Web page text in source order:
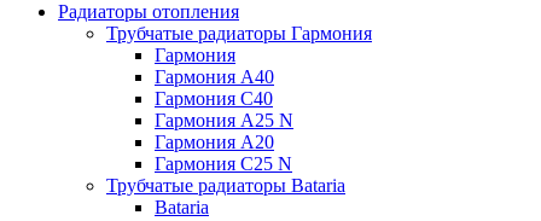
Радиаторы отопления
Трубчатые радиаторы Гармония
Гармония
Гармония А40
Гармония С40
Гармония А25 N
Гармония А20
Гармония С25 N
Трубчатые радиаторы Bataria
Bataria